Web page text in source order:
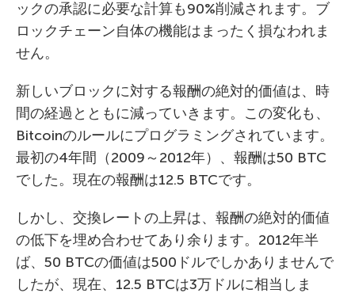
ックの承認に必要な計算も90%削減されます。ブ
ロックチェーン自体の機能はまったく損なわれま
せん。
新しいブロックに対する報酬の絶対的価値は、時
間の経過とともに減っていきます。この変化も、
Bitcoinのルールにプログラミングされています。
最初の4年間（2009～2012年）、報酬は50 BTC
でした。現在の報酬は12.5 BTCです。
しかし、交換レートの上昇は、報酬の絶対的価値
の低下を埋め合わせてあり余ります。2012年半
ば、50 BTCの価値は500ドルでしかありませんで
したが、現在、12.5 BTCは3万ドルに相当しま